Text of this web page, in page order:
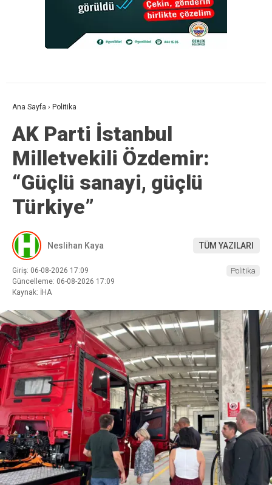
Ana Sayfa › Politika
AK Parti İstanbul
Milletvekili Özdemir:
“Güçlü sanayi, güçlü
Türkiye”
Neslihan Kaya TÜM YAZILARI
Giriş: 06-08-2026 17:09
Güncelleme: 06-08-2026 17:09
Kaynak: İHA
Politika